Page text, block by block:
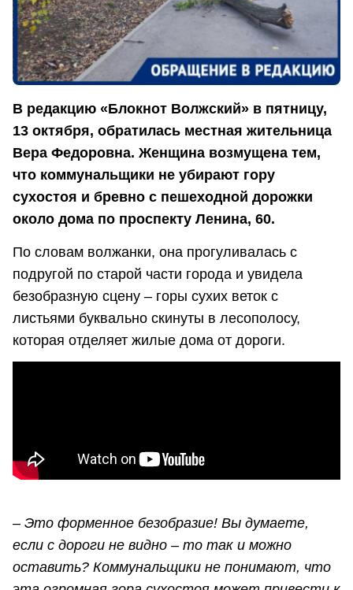
В редакцию «Блокнот Волжский» в пятницу,
13 октября, обратилась местная жительница
Вера Федоровна. Женщина возмущена тем,
что коммунальщики не убирают гору
сухостоя и бревно с пешеходной дорожки
около дома по проспекту Ленина, 60.
По словам волжанки, она прогуливалась с
подругой по старой части города и увидела
безобразную сцену – горы сухих веток с
листьями буквально скинуты в лесополосу,
которая отделяет жилые дома от дороги.
– Это форменное безобразие! Вы думаете,
если с дороги не видно – то так и можно
оставить? Коммунальщики не понимают, что